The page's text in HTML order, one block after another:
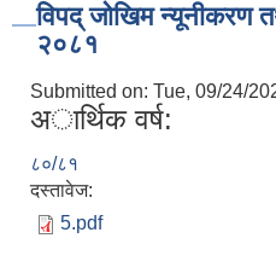
विपद् जोखिम न्यूनीकरण
२०८१
Submitted on: Tue, 09/24/
अार्थिक वर्ष:
८०/८१
दस्तावेज:
5.pdf